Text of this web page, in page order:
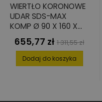
WIERTŁO KORONOWE
UDAR SDS-MAX
KOMP Ø 90 X 160 X
290 MM
Cena
655,77 zł Cena
podstawowa
1 311,55 zł
Dodaj do koszyka